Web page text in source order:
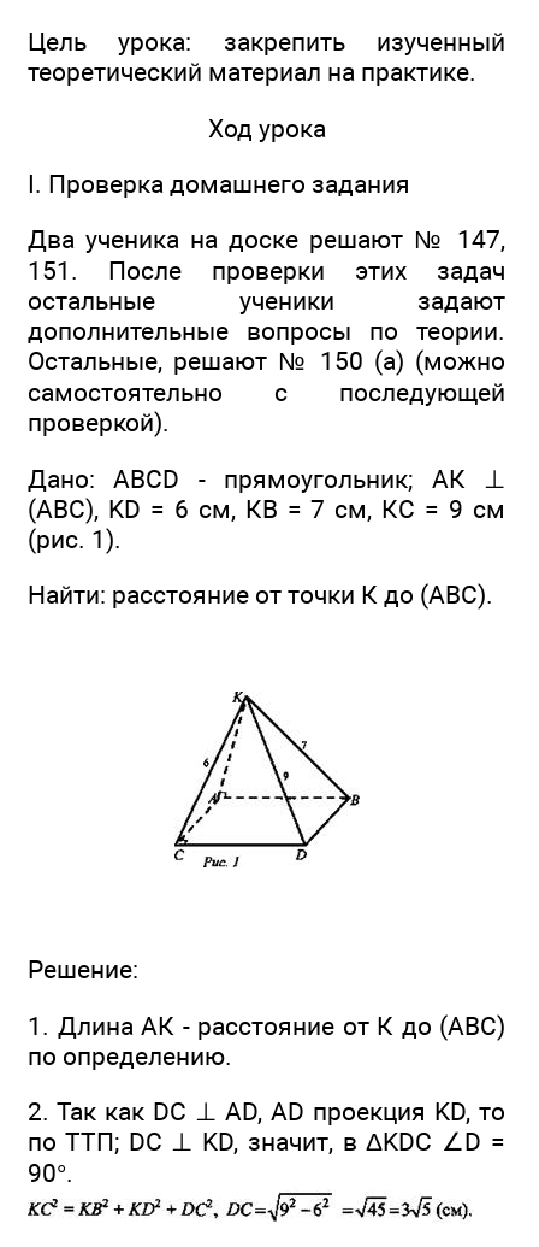
Цель урока: закрепить изученный
теоретический материал на практике.
Ход урока
I. Проверка домашнего задания
Два ученика на доске решают № 147,
151. После проверки этих задач
остальные ученики задают
дополнительные вопросы по теории.
Остальные, решают № 150 (а) (можно
самостоятельно с последующей
проверкой).
Дано: ABCD - прямоугольник; АК ⊥
(ABC), KD = 6 см, КВ = 7 см, КС = 9 см
(рис. 1).
Найти: расстояние от точки К до (ABC).
Решение:
1. Длина АК - расстояние от К до (ABC)
по определению.
2. Так как DC ⊥ AD, AD проекция KD, то
по ТТП; DC ⊥ KD, значит, в ΔKDC ∠D =
90°.